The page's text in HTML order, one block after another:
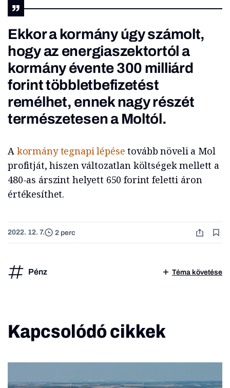
Ekkor a kormány úgy számolt,
hogy az energiaszektortól a
kormány évente 300 milliárd
forint többletbefizetést
remélhet, ennek nagy részét
természetesen a Moltól.
A kormány tegnapi lépésetovább növeli a Mol
profitját, hiszen változatlan költségek mellett a
480-as árszint helyett 650 forint feletti áron
értékesíthet.
2022. 12. 7. 2 perc
Pénz Téma követése
Kapcsolódó cikkek